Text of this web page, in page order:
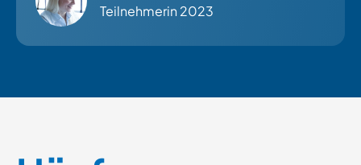
Teilnehmerin 2023